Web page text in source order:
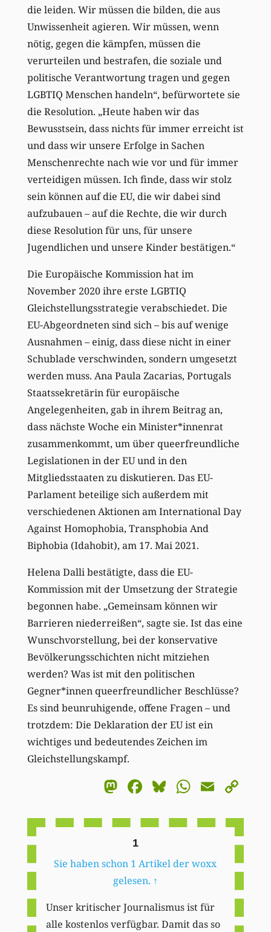
die leiden. Wir müssen die bilden, die aus
Unwissenheit agieren. Wir müssen, wenn
nötig, gegen die kämpfen, müssen die
verurteilen und bestrafen, die soziale und
politische Verantwortung tragen und gegen
LGBTIQ Menschen handeln“, befürwortete sie
die Resolution. „Heute haben wir das
Bewusstsein, dass nichts für immer erreicht ist
und dass wir unsere Erfolge in Sachen
Menschenrechte nach wie vor und für immer
verteidigen müssen. Ich finde, dass wir stolz
sein können auf die EU, die wir dabei sind
aufzubauen – auf die Rechte, die wir durch
diese Resolution für uns, für unsere
Jugendlichen und unsere Kinder bestätigen.“
Die Europäische Kommission hat im
November 2020 ihre erste LGBTIQ
Gleichstellungsstrategie verabschiedet. Die
EU-Abgeordneten sind sich – bis auf wenige
Ausnahmen – einig, dass diese nicht in einer
Schublade verschwinden, sondern umgesetzt
werden muss. Ana Paula Zacarias, Portugals
Staatssekretärin für europäische
Angelegenheiten, gab in ihrem Beitrag an,
dass nächste Woche ein Minister*innenrat
zusammenkommt, um über queerfreundliche
Legislationen in der EU und in den
Mitgliedsstaaten zu diskutieren. Das EU-
Parlament beteilige sich außerdem mit
verschiedenen Aktionen am International Day
Against Homophobia, Transphobia And
Biphobia (Idahobit), am 17. Mai 2021.
Helena Dalli bestätigte, dass die EU-
Kommission mit der Umsetzung der Strategie
begonnen habe. „Gemeinsam können wir
Barrieren niederreißen“, sagte sie. Ist das eine
Wunschvorstellung, bei der konservative
Bevölkerungsschichten nicht mitziehen
werden? Was ist mit den politischen
Gegner*innen queerfreundlicher Beschlüsse?
Es sind beunruhigende, offene Fragen – und
trotzdem: Die Deklaration der EU ist ein
wichtiges und bedeutendes Zeichen im
Gleichstellungskampf.
Mastodon
Facebook
BlueskyEmail
1
Sie haben schon 1 Artikel der woxx
gelesen. ↑
Unser kritischer Journalismus ist für
alle kostenlos verfügbar. Damit das so